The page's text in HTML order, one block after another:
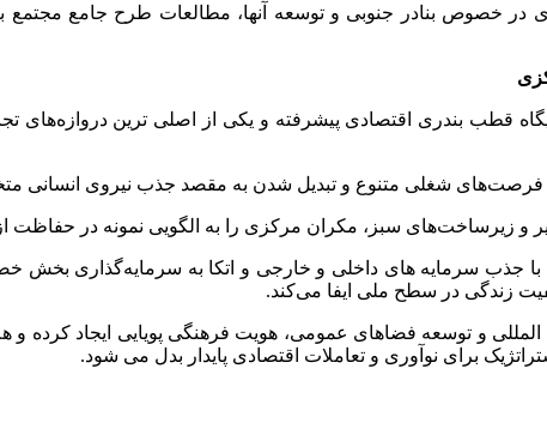
در خصوص بنادر جنوبی و توسعه آنها، مطالعات طرح جامع
قطب بندری اقتصادی پیشرفته و یکی از اصلی ترین
فرصت‌های شغلی متنوع و تبدیل شدن به مقصد جذب نیروی انسانی
و زیرساخت‌های سبز، مکران مرکزی را به الگویی نمونه در
مرکزی با جذب سرمایه های داخلی و خارجی و اتکا به
زندگی در سطح ملی ایفا می‌کند.
المللی و توسعه فضاهای عمومی، هویت فرهنگی پویایی ایجاد
برای نوآوری و تعاملات اقتصادی پایدار بدل می شود.